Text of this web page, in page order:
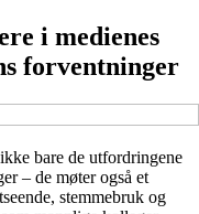
i medienes
forventninger
bare de utfordringene
– de møter også et
stemmebruk og